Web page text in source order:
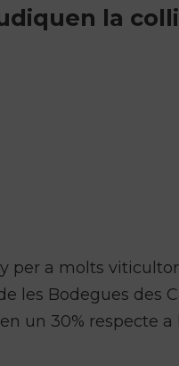
la
per a molts
les Bodegues des
un 30% respecte a